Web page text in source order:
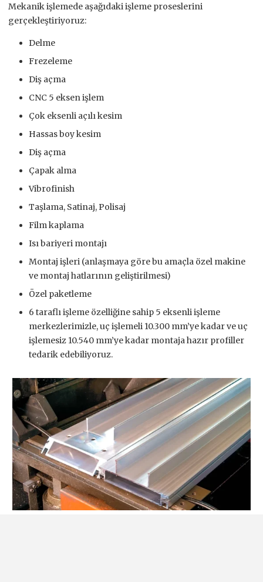
Mekanik işlemede aşağıdaki işleme proseslerini
gerçekleştiriyoruz:
Delme
Frezeleme
Diş açma
CNC 5 eksen işlem
Çok eksenli açılı kesim
Hassas boy kesim
Diş açma
Çapak alma
Vibrofinish
Taşlama, Satinaj, Polisaj
Film kaplama
Isı bariyeri montajı
Montaj işleri (anlaşmaya göre bu amaçla özel makine
ve montaj hatlarının geliştirilmesi)
Özel paketleme
6 taraflı işleme özelliğine sahip 5 eksenli işleme
merkezlerimizle, uç işlemeli 10.300 mm’ye kadar ve uç
işlemesiz 10.540 mm’ye kadar montaja hazır profiller
tedarik edebiliyoruz.